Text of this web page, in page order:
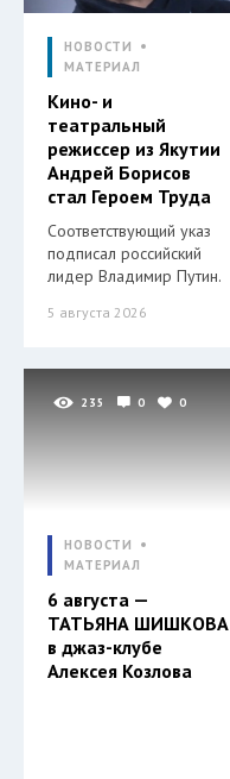
НОВОСТИ
МАТЕРИАЛ
Кино- и
театральный
режиссер из Якутии
Андрей Борисов
стал Героем Труда
Соответствующий указ
подписал российский
лидер Владимир Путин.
5 августа 2026
235 0 0
НОВОСТИ
МАТЕРИАЛ
6 августа —
ТАТЬЯНА ШИШКОВА
в джаз-клубе
Алексея Козлова